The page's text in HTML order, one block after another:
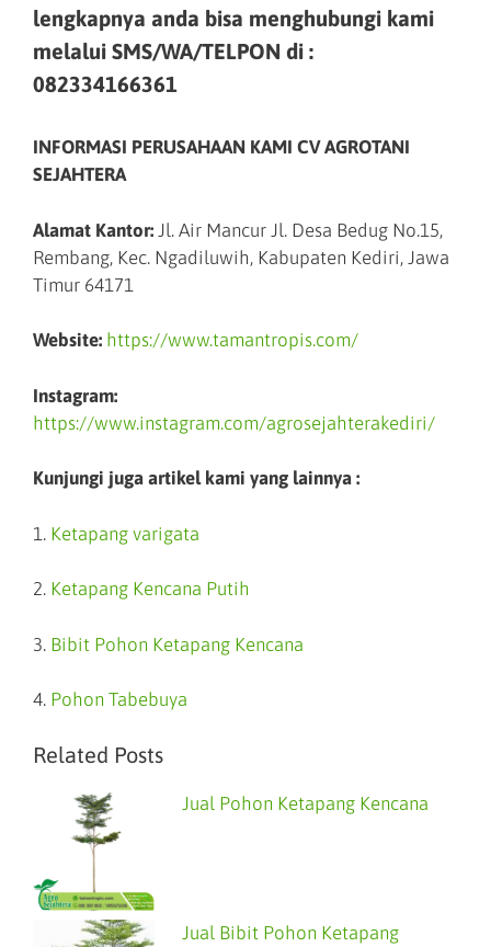
lengkapnya anda bisa menghubungi kami
melalui SMS/WA/TELPON di :
082334166361
INFORMASI PERUSAHAAN KAMI CV AGROTANI
SEJAHTERA
Alamat Kantor: Jl. Air Mancur Jl. Desa Bedug No.15,
Rembang, Kec. Ngadiluwih, Kabupaten Kediri, Jawa
Timur 64171
Website: https://www.tamantropis.com/
Instagram:
https://www.instagram.com/agrosejahterakediri/
Kunjungi juga artikel kami yang lainnya :
1. Ketapang varigata
2. Ketapang Kencana Putih
3. Bibit Pohon Ketapang Kencana
4. Pohon Tabebuya
Related Posts
Jual Pohon Ketapang Kencana
Jual Bibit Pohon Ketapang